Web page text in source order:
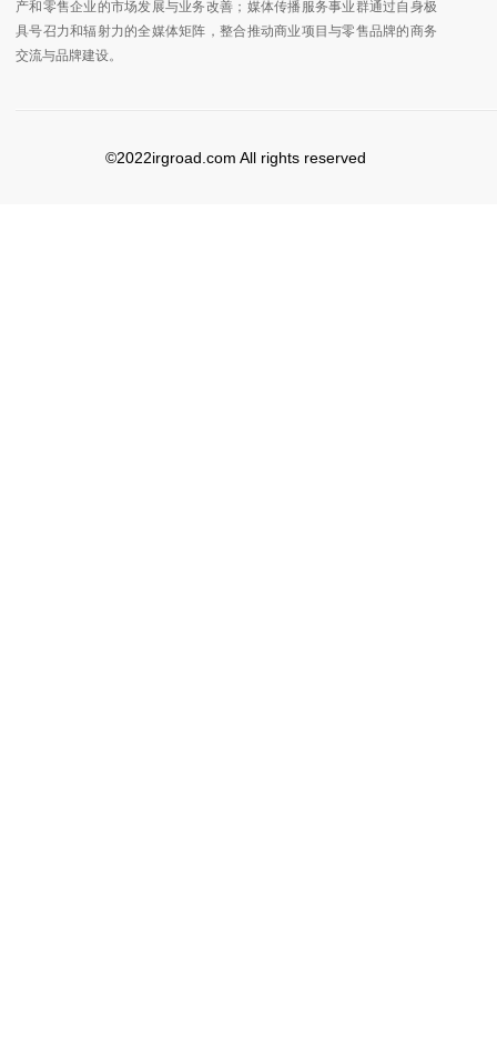
产和零售企业的市场发展与业务改善；媒体传播服务事业群通过自身极
具号召力和辐射力的全媒体矩阵，整合推动商业项目与零售品牌的商务
交流与品牌建设。
©2022irgroad.com All rights reserved